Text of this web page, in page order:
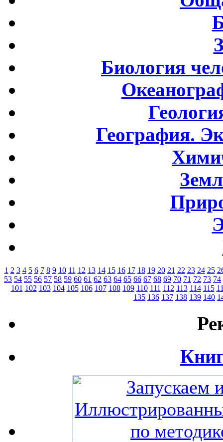
Биология
География.
1 2 3 4 5 6 7 8 9 10 11 12 13 14 15 16 17 18 19 20 21 22 23 24 25
53 54 55 56 57 58 59 60 61 62 63 64 65 66 67 68 69 70 71 72 73 74
101 102 103 104 105 106 107 108 109 110 111 112 113 114 115
135 136 137 138 139 140